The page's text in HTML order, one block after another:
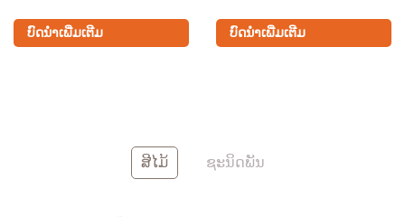
ບົດນຳເພີ່ມເຕີມ ບົດນຳເພີ່ມເຕີມ
ສີໄມ້ ຊະນິດພັນ
ການແນະນຳສີເພີ່ມເຕີມ